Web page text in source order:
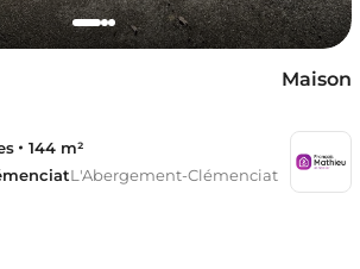
Maison
144 m²
L'Abergement-Clémenciat